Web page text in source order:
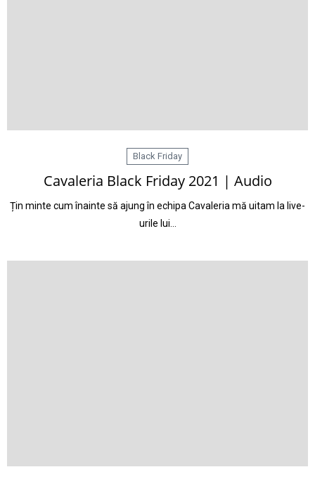
Black Friday
Cavaleria Black Friday 2021 | Audio
Țin minte cum înainte să ajung în echipa Cavaleria mă uitam la live-
urile lui…